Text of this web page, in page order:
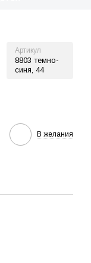
Артикул
8803 темно-
синя, 44
В желания